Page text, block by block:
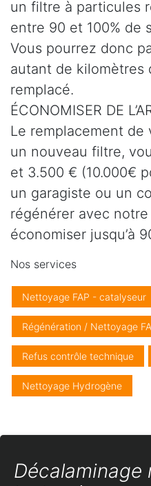
un filtre à particules
entre 90 et 100% de
Vous pourrez donc
autant de kilomètres
remplacé.
ÉCONOMISER DE
Le remplacement de
un nouveau filtre,
et 3.500 € (10.000€
un garagiste ou un
régénérer avec
économiser jusqu’à
Nos services
Nettoyage FAP - catalyseur
Régénération / Nettoyage
Refus contrôle technique
Nettoyage Hydrogène
Décalaminage